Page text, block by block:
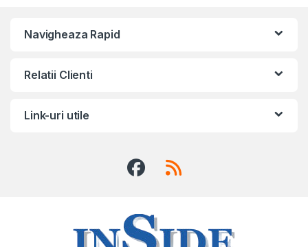
Navigheaza Rapid
Relatii Clienti
Link-uri utile